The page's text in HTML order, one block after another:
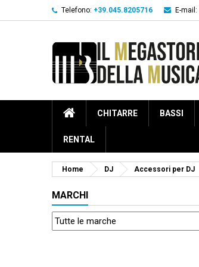
Telefono: +39.045.8205716 E-mail:
CHITARRE BASSI
RENTAL
Home DJ Accessori per DJ
MARCHI